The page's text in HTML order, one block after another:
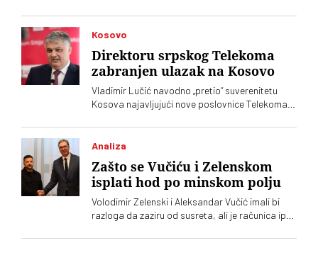
Kosovo
Direktoru srpskog Telekoma
zabranjen ulazak na Kosovo
Vladimir Lučić navodno „pretio“ suverenitetu
Kosova najavljujući nove poslovnice Telekoma
Analiza
Zašto se Vučiću i Zelenskom
isplati hod po minskom polju
Volodimir Zelenski i Aleksandar Vučić imali bi
razloga da zaziru od susreta, ali je računica ipak
trebaju municija i dronovi